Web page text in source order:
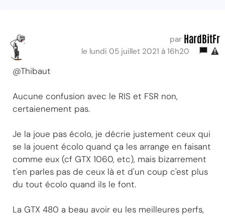
par HardBitFr
le lundi 05 juillet 2021 à 16h20
@Thibaut
Aucune confusion avec le RIS et FSR non,
certaienement pas.
Je la joue pas écolo, je décrie justement ceux qui
se la jouent écolo quand ça les arrange en faisant
comme eux (cf GTX 1060, etc), mais bizarrement
t'en parles pas de ceux là et d'un coup c'est plus
du tout écolo quand ils le font.
La GTX 480 a beau avoir eu les meilleures perfs,